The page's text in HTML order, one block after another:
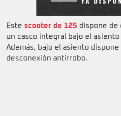
Este scooter de 125 dispone de
un casco integral bajo el
Además, bajo el asiento
desconexión antirrobo.